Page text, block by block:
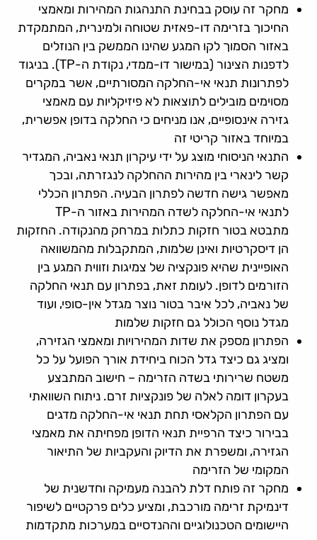
מחקר זה עוסק בבחינת התנהגות המהירות ומאמצי
החיכוך בזרימה דו-פאזית שטוחה ולמינרית, המתמקדת
באזור הסמוך לקו המגע שהינו הממשק בין הנוזלים
לדפנות הצינור (במישור דו-ממדי, נקודת ה-TP). בניגוד
לפתרונות תנאי אי-החלקה המסורתיים, אשר במקרים
מסוימים מובילים לתוצאות לא פיזיקליות עם מאמצי
גזירה אינסופיים, אנו מניחים כי החלקה בדופן אפשרית,
במיוחד באזור קריטי זה
התנאי הניסוחי מוצג על ידי עיקרון תנאי נאביה, המגדיר
קשר לינארי בין מהירות ההחלקה לנגזרתה, ובכך
מאפשר גישה חדשה לפתרון הבעיה. הפתרון הכללי
לתנאי אי-החלקה לשדה המהירות באזור ה-TP
מתבטא בטור חזקות כתלות במרחק מהנקודה. החזקות
הן דיסקרטיות ואינן שלמות, המתקבלות מהמשוואה
האופיינית שהיא פונקציה של צמיגות וזווית המגע בין
הזורמים לדופן. לעומת זאת, בפתרון עם תנאי החלקה
של נאביה, לכל איבר בטור נוצר מגדל אין-סופי, ועוד
מגדל נוסף הכולל גם חזקות שלמות
הפתרון מספק את שדות המהירויות ומאמצי הגזירה,
ומציג גם כיצד גדל הכוח ביחידת אורך הפועל על כל
משטח שרירותי בשדה הזרימה – חישוב המתבצע
בעקרון דומה לאלה של פונקציות זרם. ניתוח השוואתי
עם הפתרון הקלאסי תחת תנאי אי-החלקה מדגים
בבירור כיצד הרפיית תנאי הדופן מפחיתה את מאמצי
הגזירה, ומשפרת את הדיוק והעקביות של התיאור
המקומי של הזרימה
מחקר זה פותח דלת להבנה מעמיקה וחדשנית של
דינמיקת זרימה מורכבת, ומציע כלים פרקטיים לשיפור
היישומים הטכנולוגיים וההנדסיים במערכות מתקדמות